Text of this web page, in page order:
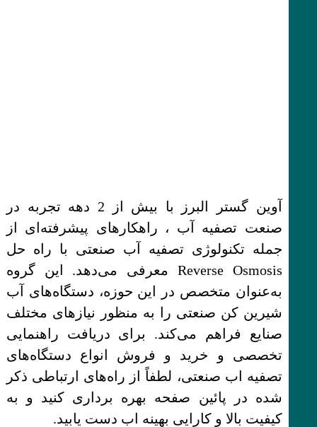
آوین گستر البرز با بیش از 2 دهه تجربه در
صنعت تصفیه آب ، راهکارهای پیشرفته‌ای از
جمله تکنولوژی تصفیه آب صنعتی با راه حل
Reverse Osmosis معرفی می‌دهد. این گروه
به‌عنوان متخصص در این حوزه، دستگاه‌های آب
شیرین کن صنعتی را به منظور نیازهای مختلف
صنایع فراهم می‌کند. برای دریافت راهنمایی
تخصصی و خرید و فروش انواع دستگاه‌های
تصفیه اب صنعتی، لطفاً از راه‌های ارتباطی ذکر
شده در پائین صفحه بهره برداری کنید و به
کیفیت بالا و کارایی بهینه اب دست یابید.